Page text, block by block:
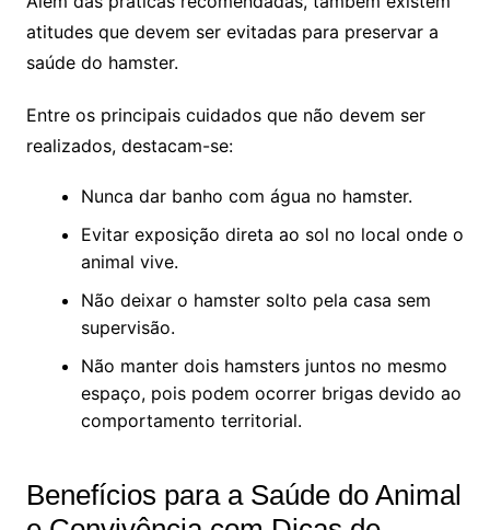
atitudes que devem ser evitadas para preservar a
saúde do hamster.
Entre os principais cuidados que não devem ser
realizados, destacam-se:
Nunca dar banho com água no hamster.
Evitar exposição direta ao sol no local onde o
animal vive.
Não deixar o hamster solto pela casa sem
supervisão.
Não manter dois hamsters juntos no mesmo
espaço, pois podem ocorrer brigas devido ao
comportamento territorial.
Benefícios para a Saúde do Animal